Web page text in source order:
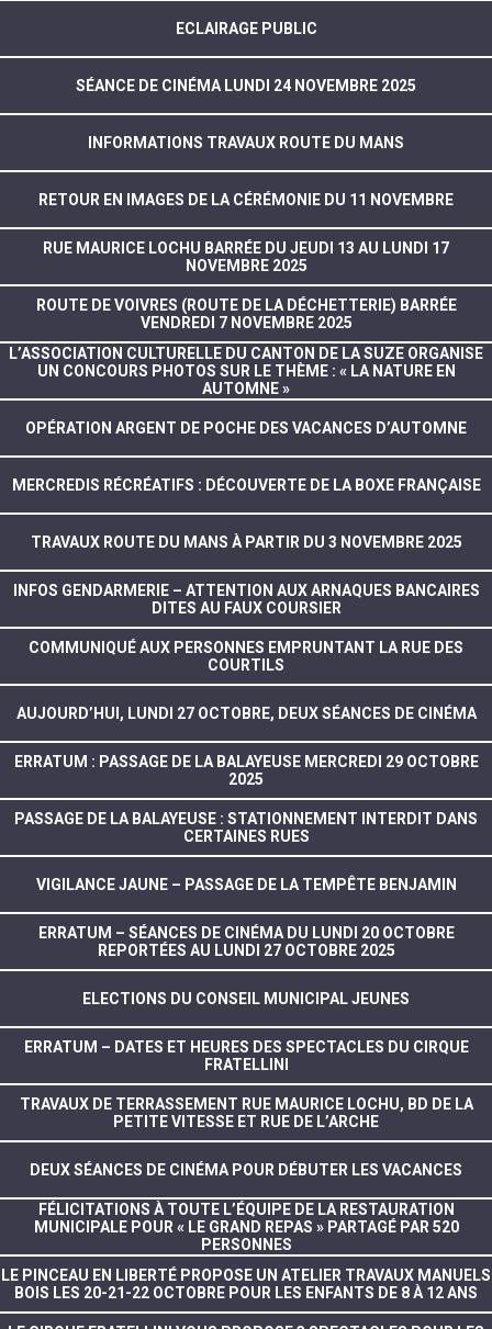
ECLAIRAGE PUBLIC
SÉANCE DE CINÉMA LUNDI 24 NOVEMBRE 2025
INFORMATIONS TRAVAUX ROUTE DU MANS
RETOUR EN IMAGES DE LA CÉRÉMONIE DU 11 NOVEMBRE
RUE MAURICE LOCHU BARRÉE DU JEUDI 13 AU LUNDI 17
NOVEMBRE 2025
ROUTE DE VOIVRES (ROUTE DE LA DÉCHETTERIE) BARRÉE
VENDREDI 7 NOVEMBRE 2025
L’ASSOCIATION CULTURELLE DU CANTON DE LA SUZE ORGANISE
UN CONCOURS PHOTOS SUR LE THÈME : « LA NATURE EN
AUTOMNE »
OPÉRATION ARGENT DE POCHE DES VACANCES D’AUTOMNE
MERCREDIS RÉCRÉATIFS : DÉCOUVERTE DE LA BOXE FRANÇAISE
TRAVAUX ROUTE DU MANS À PARTIR DU 3 NOVEMBRE 2025
INFOS GENDARMERIE – ATTENTION AUX ARNAQUES BANCAIRES
DITES AU FAUX COURSIER
COMMUNIQUÉ AUX PERSONNES EMPRUNTANT LA RUE DES
COURTILS
AUJOURD’HUI, LUNDI 27 OCTOBRE, DEUX SÉANCES DE CINÉMA
ERRATUM : PASSAGE DE LA BALAYEUSE MERCREDI 29 OCTOBRE
2025
PASSAGE DE LA BALAYEUSE : STATIONNEMENT INTERDIT DANS
CERTAINES RUES
VIGILANCE JAUNE – PASSAGE DE LA TEMPÊTE BENJAMIN
ERRATUM – SÉANCES DE CINÉMA DU LUNDI 20 OCTOBRE
REPORTÉES AU LUNDI 27 OCTOBRE 2025
ELECTIONS DU CONSEIL MUNICIPAL JEUNES
ERRATUM – DATES ET HEURES DES SPECTACLES DU CIRQUE
FRATELLINI
TRAVAUX DE TERRASSEMENT RUE MAURICE LOCHU, BD DE LA
PETITE VITESSE ET RUE DE L’ARCHE
DEUX SÉANCES DE CINÉMA POUR DÉBUTER LES VACANCES
FÉLICITATIONS À TOUTE L’ÉQUIPE DE LA RESTAURATION
MUNICIPALE POUR « LE GRAND REPAS » PARTAGÉ PAR 520
PERSONNES
LE PINCEAU EN LIBERTÉ PROPOSE UN ATELIER TRAVAUX MANUELS
BOIS LES 20-21-22 OCTOBRE POUR LES ENFANTS DE 8 À 12 ANS